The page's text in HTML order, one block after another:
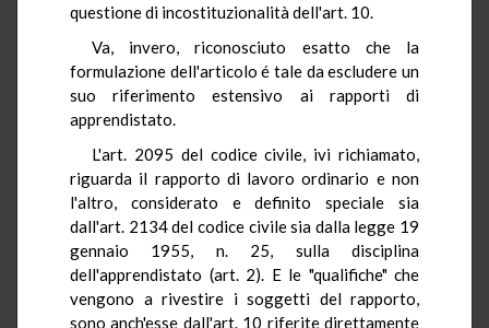
questione di incostituzionalità dell'art. 10.
Va, invero, riconosciuto esatto che la
formulazione dell'articolo é tale da escludere un
suo riferimento estensivo ai rapporti di
apprendistato.
L'art. 2095 del codice civile, ivi richiamato,
riguarda il rapporto di lavoro ordinario e non
l'altro, considerato e definito speciale sia
dall'art. 2134 del codice civile sia dalla legge 19
gennaio 1955, n. 25, sulla disciplina
dell'apprendistato (art. 2). E le "qualifiche" che
vengono a rivestire i soggetti del rapporto,
sono anch'esse dall'art. 10 riferite direttamente